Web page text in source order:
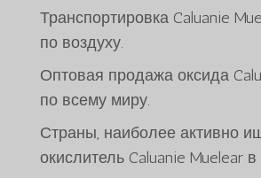
Транспортировка Caluanie
по воздуху.
Оптовая продажа оксида
по всему миру.
Страны, наиболее активно
окислитель Caluanie Muelear